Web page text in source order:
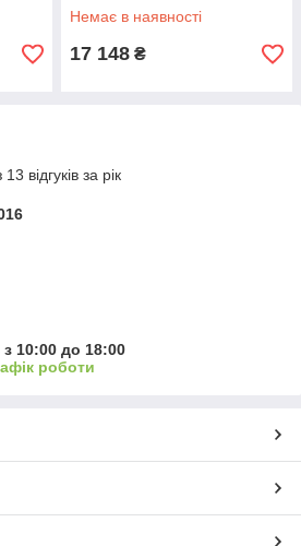
Немає в наявності
17 148 ₴
відгуків за рік
10:00 до 18:00
роботи